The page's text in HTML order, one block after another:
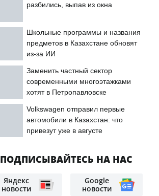
разбились, выпав из окна
Школьные программы и названия
предметов в Казахстане обновят
из-за ИИ
Заменить частный сектор
современными многоэтажками
хотят в Петропавловске
Volkswagen отправил первые
автомобили в Казахстан: что
привезут уже в августе
ПОДПИСЫВАЙТЕСЬ НА НАС
Яндекс
новости
Google
новости